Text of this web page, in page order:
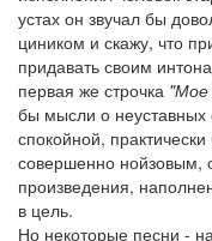
устах он звучал бы
циником и скажу, что
придавать своим
первая же строчка "Мое
бы мысли о
спокойной,
совершенно нойзовым,
произведения,
в цель.
Но некоторые песни -